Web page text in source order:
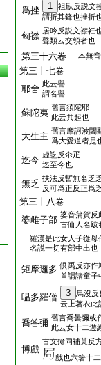
爲挫 1
祖臥反説文
謂折其鋒也挫折
匈襟 居吟反説文襟衽
聲類云交領者也
第三十六卷 本無音
第三十七卷
耶舍 此云譽
謂名譽
蘇陀夷 舊言須陀耶
此云共起也
大生主 舊言摩訶波闍
爲大愛道者是
迄今 虚訖反尒疋
迄至今也
無乏 扶法反暫無名乏
反可爲正反正爲
第三十八卷
婆雌子部 婆音蒲賀反
古仙人名跋
羅漢是此女人子從母
名説一切有部中出也
矩摩邏多 倶禹反亦作
首謂諸童子
嗢多羅僧 3
烏沒
云上著衣此
喬答彌 舊言喬曇彌或
此云女十二遊
博戲
古文簿同補莫反
戲也六箸十